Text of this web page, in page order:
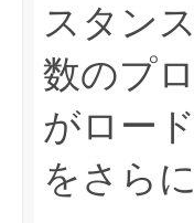
スタン
数のプ
がロー
をさら